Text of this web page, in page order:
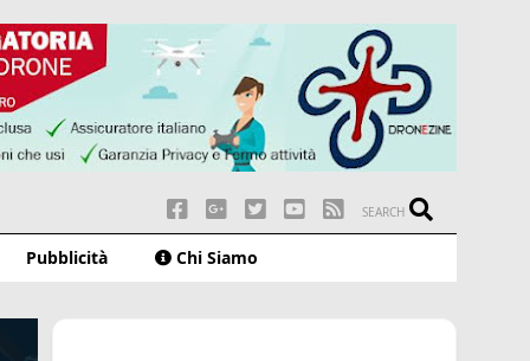
SEARCH
Pubblicità Chi Siamo